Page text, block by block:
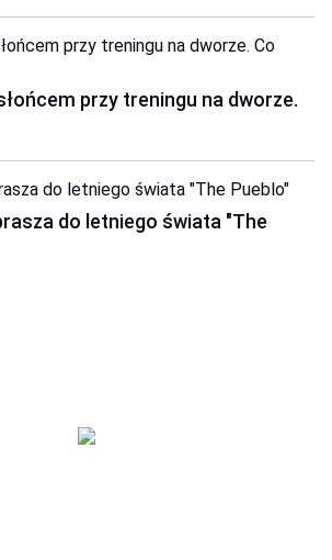
przy treningu na dworze.
do letniego świata "The